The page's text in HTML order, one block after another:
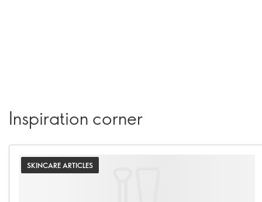
Inspiration corner
SKINCARE ARTICLES